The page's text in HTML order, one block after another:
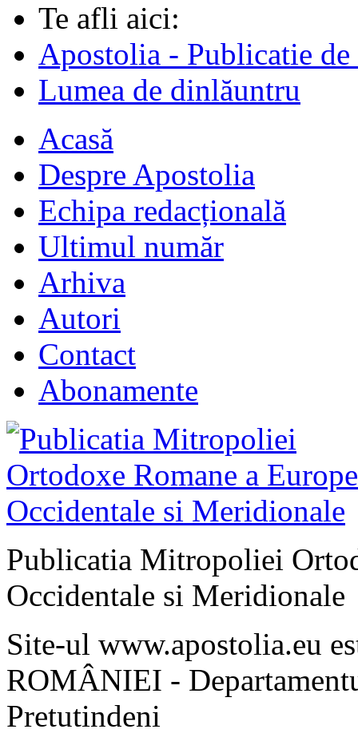
Te afli aici:
Apostolia - Publicatie
Lumea de dinlăuntru
Acasă
Despre Apostolia
Echipa redacțională
Ultimul număr
Arhiva
Autori
Contact
Abonamente
Publicatia Mitropoliei
Occidentale si Meridionale
Site-ul www.apostolia.eu
ROMÂNIEI -
Pretutindeni